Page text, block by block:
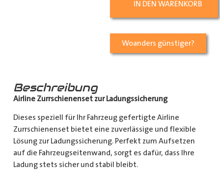
IN DEN WARENKORB
Woanders günstiger?
Beschreibung
Airline Zurrschienenset zur Ladungssicherung
Dieses speziell für Ihr Fahrzeug gefertigte Airline
Zurrschienenset bietet eine zuverlässige und flexible
Lösung zur Ladungssicherung. Perfekt zum Aufsetzen
auf die Fahrzeugseitenwand, sorgt es dafür, dass Ihre
Ladung stets sicher und stabil bleibt.